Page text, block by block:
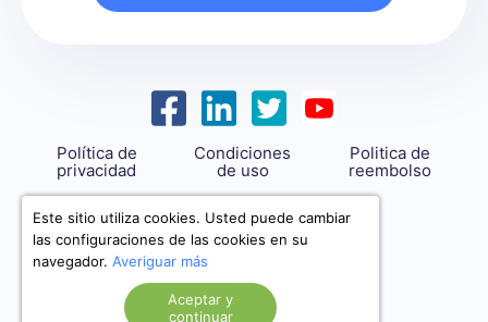
Política de
privacidad
Condiciones
de uso
Politica de
reembolso
support@savemyleads.com
Este sitio utiliza cookies. Usted puede cambiar
las configuraciones de las cookies en su
navegador. Averiguar más
Aceptar y
continuar